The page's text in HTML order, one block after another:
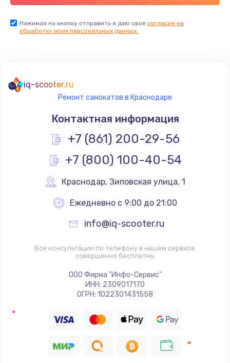
Нажимая на кнопку отправить я даю свое согласие на
обработку моих персональных данных.
iq-scooter.ru
Ремонт самокатов в Краснодаре
Контактная информация
+7 (861) 200-29-56
+7 (800) 100-40-54
Краснодар, Зиповская улица, 1
Ежедневно с 9:00 до 21:00
info@iq-scooter.ru
Все консультации по телефону в нашем сервисе
совершенно бесплатны
ООО Фирма "Инфо-Сервис"
ИНН: 2309017170
ОГРН: 1022301431558